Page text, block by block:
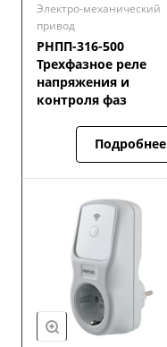
Электро-механический
привод
РНПП-316-500
Трехфазное реле
напряжения и
контроля фаз
Подробнее